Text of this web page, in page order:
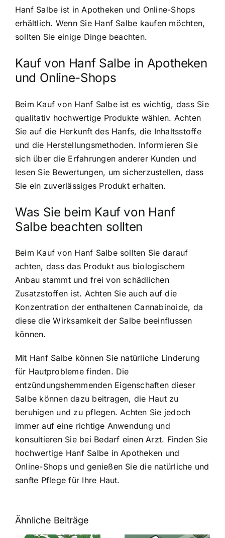
Hanf Salbe ist in Apotheken und Online-Shops
erhältlich. Wenn Sie Hanf Salbe kaufen möchten,
sollten Sie einige Dinge beachten.
Kauf von Hanf Salbe in Apotheken
und Online-Shops
Beim Kauf von Hanf Salbe ist es wichtig, dass Sie
qualitativ hochwertige Produkte wählen. Achten
Sie auf die Herkunft des Hanfs, die Inhaltsstoffe
und die Herstellungsmethoden. Informieren Sie
sich über die Erfahrungen anderer Kunden und
lesen Sie Bewertungen, um sicherzustellen, dass
Sie ein zuverlässiges Produkt erhalten.
Was Sie beim Kauf von Hanf
Salbe beachten sollten
Beim Kauf von Hanf Salbe sollten Sie darauf
achten, dass das Produkt aus biologischem
Anbau stammt und frei von schädlichen
Zusatzstoffen ist. Achten Sie auch auf die
Konzentration der enthaltenen Cannabinoide, da
diese die Wirksamkeit der Salbe beeinflussen
können.
Mit Hanf Salbe können Sie natürliche Linderung
für Hautprobleme finden. Die
entzündungshemmenden Eigenschaften dieser
Salbe können dazu beitragen, die Haut zu
beruhigen und zu pflegen. Achten Sie jedoch
immer auf eine richtige Anwendung und
konsultieren Sie bei Bedarf einen Arzt. Finden Sie
hochwertige Hanf Salbe in Apotheken und
Online-Shops und genießen Sie die natürliche und
sanfte Pflege für Ihre Haut.
Ähnliche Beiträge
Neue THC-